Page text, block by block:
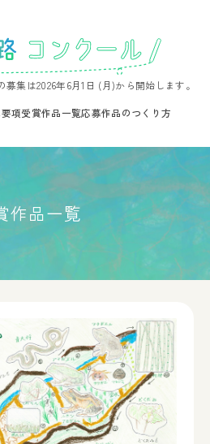
項受賞作品一覧応募作品のつくり方
募集は2026年6月1日 (月)から開始します。
作品一覧